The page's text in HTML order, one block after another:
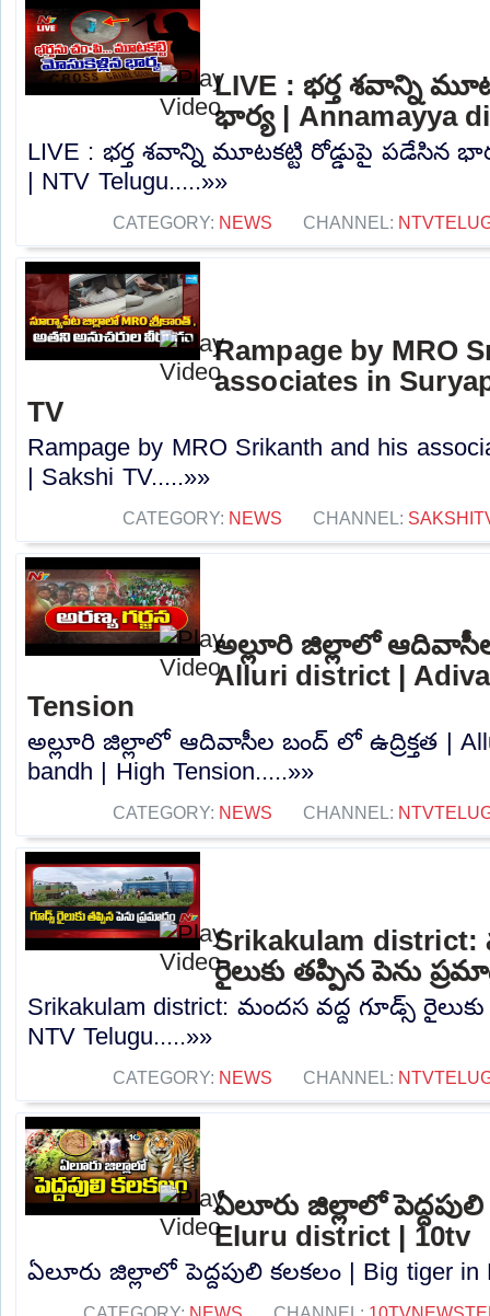
LIVE : భర్త శవాన్ని
భార్య | Annamayya
LIVE : భర్త శవాన్ని మూటకట్టి రోడ్డుపై పడేసిన
| NTV Telugu.....»»
CATEGORY: NEWS CHANNEL:
Rampage by MRO
associates in
TV
Rampage by MRO Srikanth and his
| Sakshi TV.....»»
CATEGORY: NEWS CHANNEL:
అల్లూరి జిల్లాలో
Alluri district |
Tension
అల్లూరి జిల్లాలో ఆదివాసీల బంద్ లో ఉద్రిక్తత |
bandh | High Tension.....»»
CATEGORY: NEWS CHANNEL:
Srikakulam district:
రైలుకు తప్పిన పెను
Srikakulam district: మందస వద్ద గూడ్స్
NTV Telugu.....»»
CATEGORY: NEWS CHANNEL:
ఏలూరు జిల్లాలో
Eluru district | 10tv
ఏలూరు జిల్లాలో పెద్దపులి కలకలం | Big tiger in